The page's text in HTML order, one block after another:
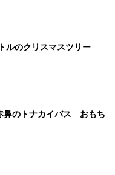
ルのクリスマスツリー
鼻のトナカイバス おもち